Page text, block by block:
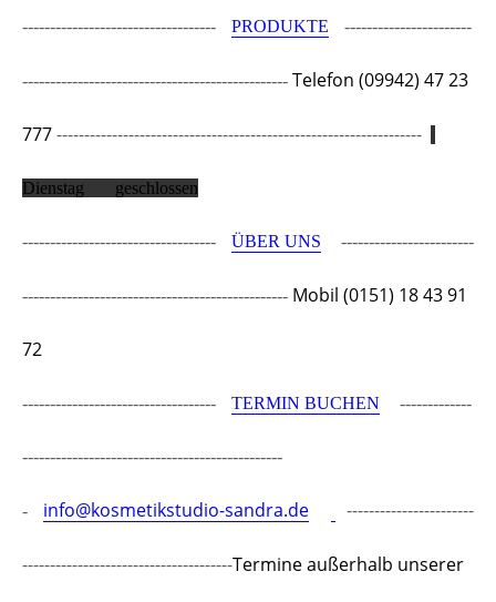
----------------------------------- PRODUKTE -----------------------
------------------------------------------------ Telefon (09942) 47 23
777------------------------------------------------------------------
Dienstag geschlossen
----------------------------------- ÜBER UNS ------------------------
------------------------------------------------ Mobil (0151) 18 43 91
72
----------------------------------- TERMIN BUCHEN -------------
-----------------------------------------------
- info@kosmetikstudio-sandra.de -----------------------
--------------------------------------Termine außerhalb unserer